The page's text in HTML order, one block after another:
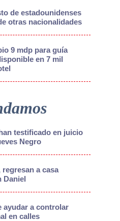
de estadounidenses
otras nacionalidades
9 mdp para guía
en 7 mil
testificado en juicio
Negro
regresan a casa
Daniel
ayudar a controlar
en calles